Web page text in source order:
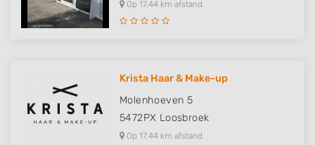
Op 17,44 km afstand
Krista Haar & Make-up
Molenhoeven 5
5472PX Loosbroek
Op 17,44 km afstand